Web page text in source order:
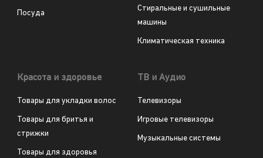
Посуда
Стиральные и сушильные
машины
Климатическая техника
Красота и здоровье
Товары для укладки волос
Товары для бритья и
стрижки
Товары для здоровья
ТВ и Аудио
Телевизоры
Игровые телевизоры
Музыкальные системы